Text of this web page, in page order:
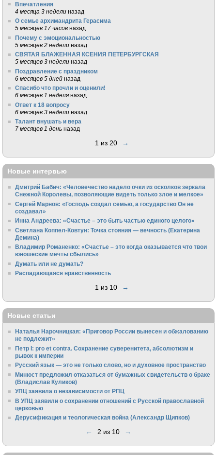
Впечатления
4 месяца 3 недели назад
О семье архимандрита Герасима
5 месяцев 17 часов назад
Почему с эмоциональностью
5 месяцев 2 недели назад
СВЯТАЯ БЛАЖЕННАЯ КСЕНИЯ ПЕТЕРБУРГСКАЯ
5 месяцев 3 недели назад
Поздравление с праздником
6 месяцев 5 дней назад
Спасибо что прочли и оценили!
6 месяцев 1 неделя назад
Ответ к 18 вопросу
6 месяцев 3 недели назад
Талант внушать и вера
7 месяцев 1 день назад
1 из 20 →
Новые интервью
Дмитрий Бабич: «Человечество надело очки из осколков зеркала
Снежной Королевы, позволяющие видеть только злое и мелкое»
Сергей Марнов: «Господь создал семью, а государство Он не
создавал»
Инна Андреева: «Счастье – это быть частью единого целого»
Светлана Коппел-Ковтун: Точка стояния — вечность (Екатерина
Демина)
Владимир Романенко: «Счастье – это когда оказывается что твои
юношеские мечты сбылись»
Думать или не думать?
Распадающаяся нравственность
1 из 10 →
Новые статьи
Наталья Нарочницкая: «Приговор России вынесен и обжалованию
не подлежит»
Петр I: pro et contra. Сохранение суверенитета, абсолютизм и
рывок к империи
Русский язык — это не только слово, но и духовное пространство
Минюст предложил отказаться от бумажных свидетельств о браке
(Владислав Куликов)
УПЦ заявила о независимости от РПЦ
В УПЦ заявили о сохранении отношений с Русской православной
церковью
Дерусификация и теологическая война (Александр Щипков)
← 2 из 10 →